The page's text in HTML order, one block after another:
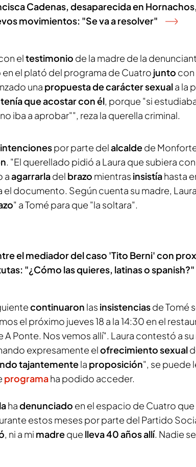
Cadenas, desaparecida en
movimientos: "Se va a resolver"
eltestimonio de la madre de la
el plató del programa de Cuatro junto con
una propuesta de carácter sexuala la
que acostar con él, porque "si
iba a aprobar"", reza la querella criminal.
intencionespor parte delalcaldede
. "El querellado pidió a Laura que subiera
aagarrarladel brazo mientras insistíahasta
el documento. Según cuenta su madre,
" a Tomé para que "la soltara".
el mediador del caso 'Tito Berni' con
"¿Cómo las quieres, latinas o spanish?"
continuaron las insistenciasde Tomé
el próximo jueves 18 a la 14:30 en el
A Ponte. Nos vemos allí". Laura contestó a
expresamente elofrecimiento sexual
tajantementela proposición", se puede
programaha podido acceder.
hadenunciado en el espacio de Cuatro
estos meses por parte del Partido
, ni a mi madreque lleva 40 años allí. Nadie se